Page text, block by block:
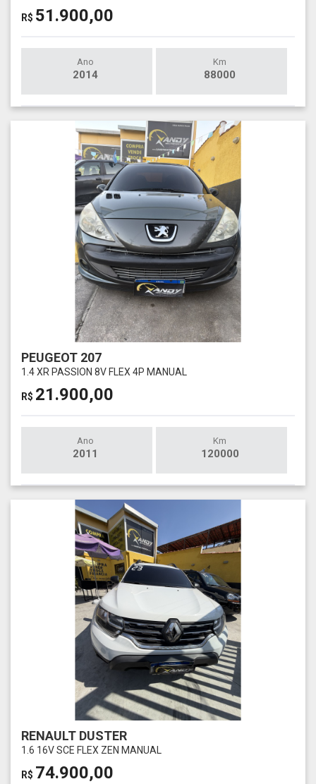
R$ 51.900,00
Ano
2014
Km
88000
PEUGEOT 207
1.4 XR PASSION 8V FLEX 4P MANUAL
R$ 21.900,00
Ano
2011
Km
120000
RENAULT DUSTER
1.6 16V SCE FLEX ZEN MANUAL
R$ 74.900,00